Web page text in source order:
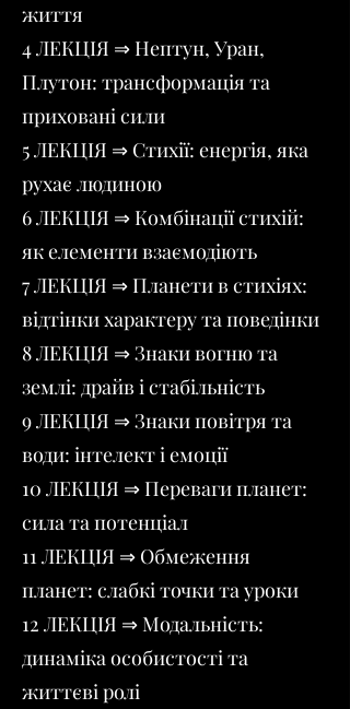
життя
4 ЛЕКЦІЯ ⇒ Нептун, Уран,
Плутон: трансформація та
приховані сили
5 ЛЕКЦІЯ ⇒ Стихії: енергія, яка
рухає людиною
6 ЛЕКЦІЯ ⇒ Комбінації стихій:
як елементи взаємодіють
7 ЛЕКЦІЯ ⇒ Планети в стихіях:
відтінки характеру та поведінки
8 ЛЕКЦІЯ ⇒ Знаки вогню та
землі: драйв і стабільність
9 ЛЕКЦІЯ ⇒ Знаки повітря та
води: інтелект і емоції
10 ЛЕКЦІЯ ⇒ Переваги планет:
сила та потенціал
11 ЛЕКЦІЯ ⇒ Обмеження
планет: слабкі точки та уроки
12 ЛЕКЦІЯ ⇒ Модальність:
динаміка особистості та
життєві ролі